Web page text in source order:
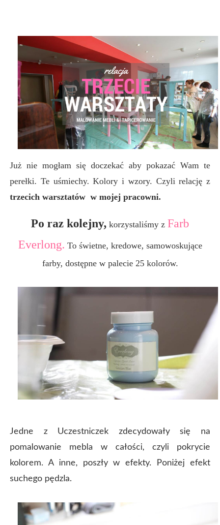
Już nie mogłam się doczekać aby pokazać Wam te
perełki. Te uśmiechy. Kolory i wzory. Czyli relację z
trzecich warsztatów w mojej pracowni.
Po raz kolejny, korzystaliśmy z Farb
Everlong. To świetne, kredowe, samowoskujące
farby, dostępne w palecie 25 kolorów.
Jedne z Uczestniczek zdecydowały się na
pomalowanie mebla w całości, czyli pokrycie
kolorem. A inne, poszły w efekty. Poniżej efekt
suchego pędzla.